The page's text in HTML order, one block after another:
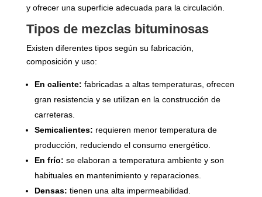
y ofrecer una superficie adecuada para la circulación.
Tipos de mezclas bituminosas
Existen diferentes tipos según su fabricación,
composición y uso:
En caliente: fabricadas a altas temperaturas, ofrecen
gran resistencia y se utilizan en la construcción de
carreteras.
Semicalientes: requieren menor temperatura de
producción, reduciendo el consumo energético.
En frío: se elaboran a temperatura ambiente y son
habituales en mantenimiento y reparaciones.
Densas: tienen una alta impermeabilidad.